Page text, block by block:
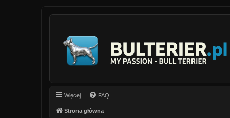
Więcej… FAQ
Strona główna